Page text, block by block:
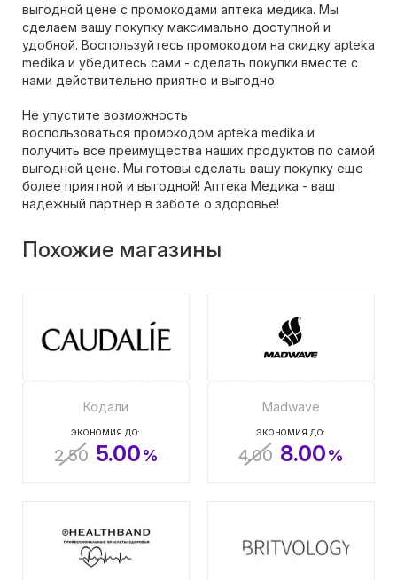
выгодной цене с промокодами аптека медика. Мы
сделаем вашу покупку максимально доступной и
удобной. Воспользуйтесь промокодом на скидку apteka
medika и убедитесь сами - сделать покупки вместе с
нами действительно приятно и выгодно.
Не упустите возможность
воспользоваться промокодом apteka medika и
получить все преимущества наших продуктов по самой
выгодной цене. Мы готовы сделать вашу покупку еще
более приятной и выгодной! Аптека Медика - ваш
надежный партнер в заботе о здоровье!
Похожие магазины
Кодали
ЭКОНОМИЯ ДО:
2.50 5.00%
Madwave
ЭКОНОМИЯ ДО:
4.00 8.00%